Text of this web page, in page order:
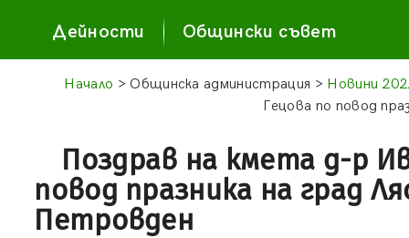
Дейности Общински съвет
Начало > Общинска администрация > Новини
Гецова по повод
Поздрав на кмета д-р
повод празника на град
Петровден